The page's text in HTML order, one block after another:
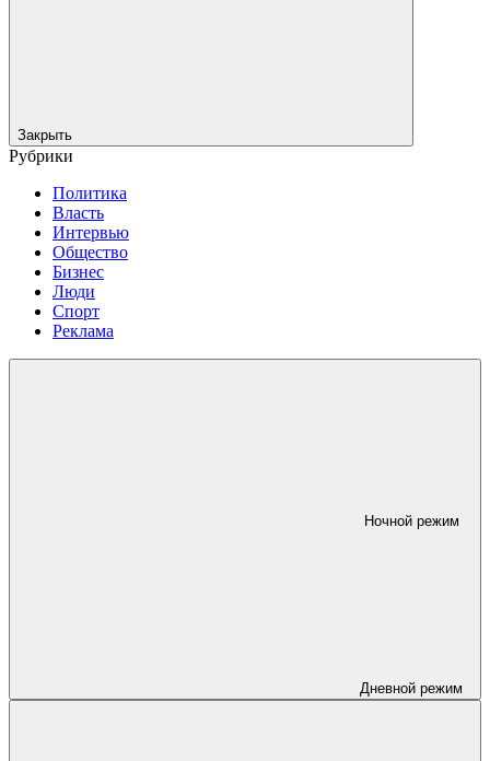
Закрыть
Рубрики
Политика
Власть
Интервью
Общество
Бизнес
Люди
Спорт
Реклама
Ночной режим
Дневной режим